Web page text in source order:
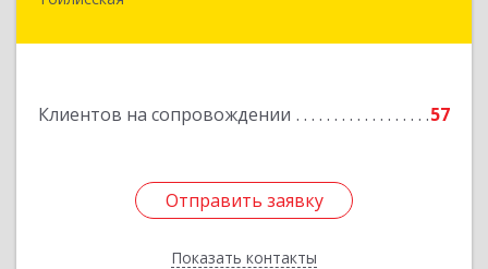
Клиентов на сопровождении 57
Отправить заявку
Показать контакты
Отправить заявку
Назад